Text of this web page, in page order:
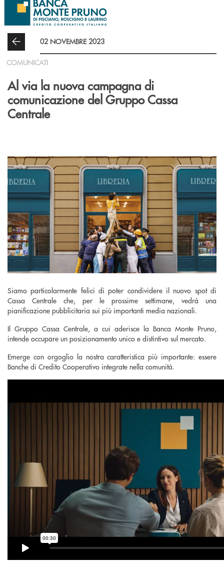
Salta al contenuto principale
02 NOVEMBRE 2023
COMUNICATI
Al via la nuova campagna di
comunicazione del Gruppo Cassa
Centrale
Siamo particolarmente felici di poter condividere il nuovo spot di
Cassa Centrale che, per le prossime settimane, vedrà una
pianificazione pubblicitaria sui più importanti media nazionali.
Il Gruppo Cassa Centrale, a cui aderisce la Banca Monte Pruno,
intende occupare un posizionamento unico e distintivo sul mercato.
Emerge con orgoglio la nostra caratteristica più importante: essere
Banche di Credito Cooperativo integrate nella comunità.